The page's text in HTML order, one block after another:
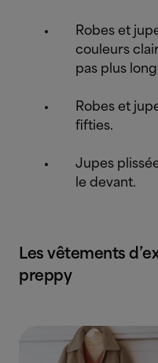
Robes et
couleurs
pas plus
Robes et
fifties.
Jupes
le devant.
Les vêtements
preppy